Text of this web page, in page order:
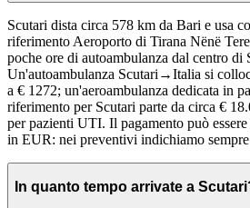
Scutari dista circa 578 km da Bari e usa
riferimento Aeroporto di Tirana Nënë
poche ore di autoambulanza dal centro di
Un'autoambulanza Scutari→Italia si
a € 1272; un'aeroambulanza dedicata in
riferimento per Scutari parte da circa €
per pazienti UTI. Il pagamento può
in EUR: nei preventivi indichiamo
In quanto tempo arrivate a